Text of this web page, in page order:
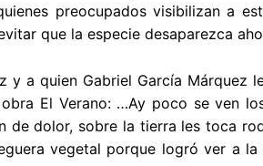
preocupados visibilizan a
que la especie desaparezca
y a quien Gabriel García Márquez
El Verano: …Ay poco se ven
de dolor, sobre la tierra les toca
vegetal porque logró ver a